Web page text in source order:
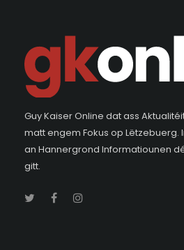
Guy Kaiser Online dat ass
matt engem Fokus op Lëtzebuerg.
an Hannergrond Informatiounen
gitt.